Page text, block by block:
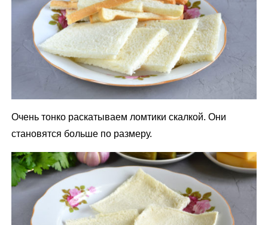
Очень тонко раскатываем ломтики скалкой. Они
становятся больше по размеру.